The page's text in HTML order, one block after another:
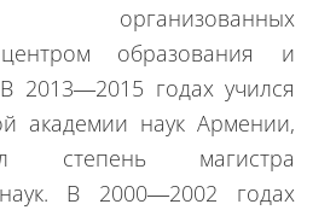
организованных
образования и
В 2013—2015 годах учился
академии наук Армении,
степень магистра
В 2000—2002 годах